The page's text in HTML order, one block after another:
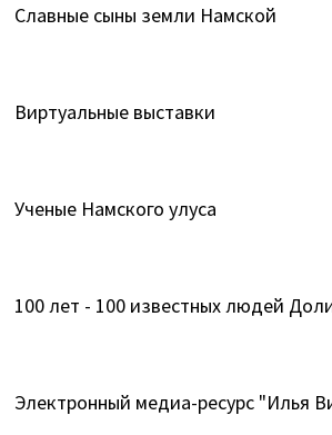
Славные сыны земли Намской
Виртуальные выставки
Ученые Намского улуса
100 лет - 100 известных людей
Электронный медиа-ресурс "Илья